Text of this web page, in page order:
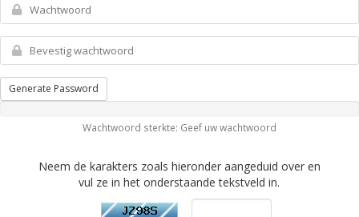
Generate Password
Wachtwoord sterkte: Geef uw wachtwoord
Neem de karakters zoals hieronder aangeduid over en
vul ze in het onderstaande tekstveld in.